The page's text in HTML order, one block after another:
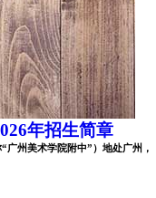
年招生简章
广州美术学院附中”）地处广州，